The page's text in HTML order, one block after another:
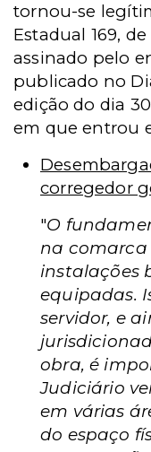
tornou-se
Estadual 169,
assinado pelo
publicado no
edição do dia
em que entrou
corregedor
"O
na comarca
instalações
equipadas.
servidor, e
obra, é
Judiciário
em várias
do espaço